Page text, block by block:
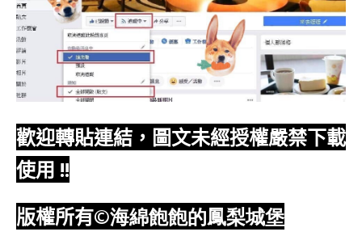
歡迎轉貼連結，圖文未經授權嚴禁下載
使用 !!
版權所有©海綿飽飽的鳳梨城堡